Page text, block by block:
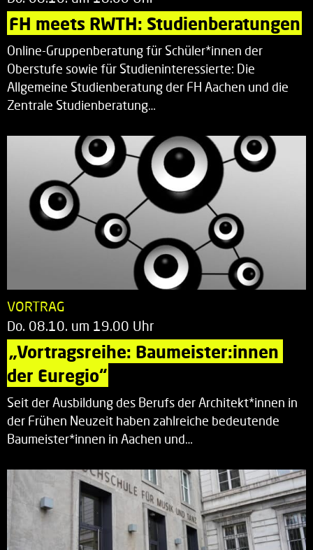
FH meets RWTH: Studienberatungen
Online-Gruppenberatung für Schüler*innen der
Oberstufe sowie für Studieninteressierte: Die
Allgemeine Studienberatung der FH Aachen und die
Zentrale Studienberatung…
VORTRAG
Do. 08.10. um 19.00 Uhr
„Vortragsreihe: Baumeister:innen
der Euregio“
Seit der Ausbildung des Berufs der Architekt*innen in
der Frühen Neuzeit haben zahlreiche bedeutende
Baumeister*innen in Aachen und…